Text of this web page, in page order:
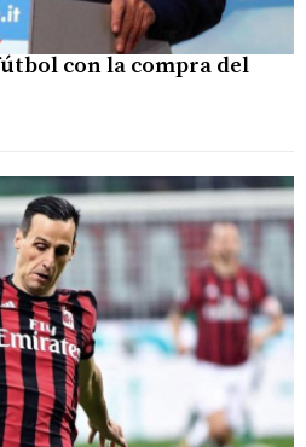
con la compra del